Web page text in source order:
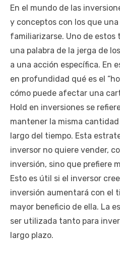
En el mundo de las
y conceptos con los que
familiarizarse. Uno de estos
una palabra de la jerga de
a una acción específica. En
en profundidad qué es el
cómo puede afectar una
Hold en inversiones se
mantener la misma
largo del tiempo. Esta
inversor no quiere vender,
inversión, sino que prefiere
Esto es útil si el inversor
inversión aumentará con el
mayor beneficio de ella. La
ser utilizada tanto para
largo plazo.